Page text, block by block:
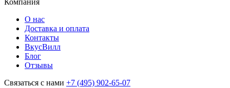
Компания
О нас
Доставка и оплата
Контакты
ВкусВилл
Блог
Отзывы
Связаться с нами +7 (495) 902-65-07